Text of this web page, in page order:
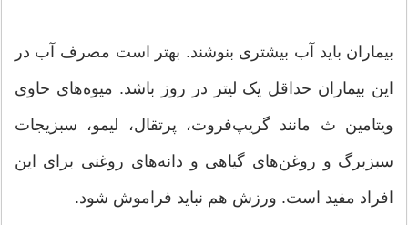
بیماران باید آب بیشتری بنوشند. بهتر است مصرف آب در
این بیماران حداقل یک لیتر در روز باشد. میوه‌های حاوی
ویتامین ث مانند گریپ‌فروت، پرتقال، لیمو، سبزیجات
سبزبرگ و روغن‌های گیاهی و دانه‌های روغنی برای این
افراد مفید است. ورزش هم نباید فراموش شود.